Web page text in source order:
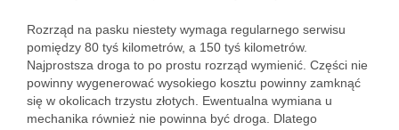
Rozrząd na pasku niestety wymaga regularnego serwisu
pomiędzy 80 tyś kilometrów, a 150 tyś kilometrów.
Najprostsza droga to po prostu rozrząd wymienić. Części nie
powinny wygenerować wysokiego kosztu powinny zamknąć
się w okolicach trzystu złotych. Ewentualna wymiana u
mechanika również nie powinna być droga. Dlatego